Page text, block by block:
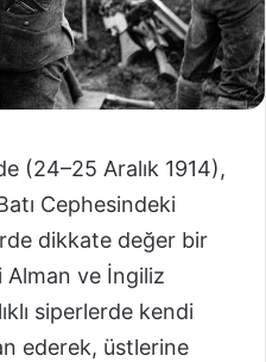
(24–25 Aralık 1914),
Cephesindeki
dikkate değer bir
Alman ve İngiliz
siperlerde kendi
ederek, üstlerine